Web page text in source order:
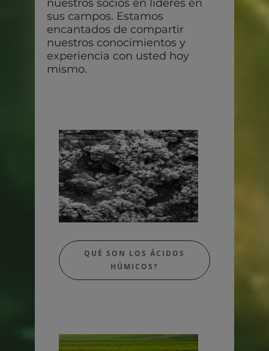
nuestros socios en líderes en
sus campos. Estamos
encantados de compartir
nuestros conocimientos y
experiencia con usted hoy
mismo.
QUÉ SON LOS ÁCIDOS
HÚMICOS?